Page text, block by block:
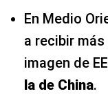
En Medio
a recibir más
imagen de
la de China.